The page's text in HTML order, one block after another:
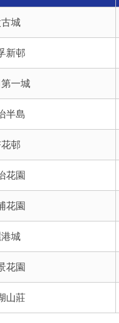
城
新邨
一城
半島
邨
花園
花園
港城
花園
山莊